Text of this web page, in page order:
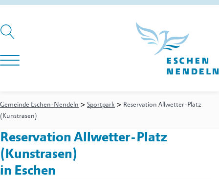
Gemeinde Eschen-Nendeln > Sportpark > Reservation Allwetter-Platz
(Kunstrasen)
Reservation Allwetter-Platz
(Kunstrasen)
in Eschen